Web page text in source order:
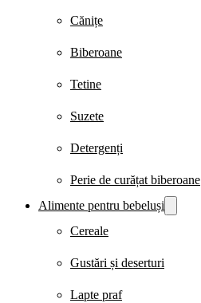
Cănițe
Biberoane
Tetine
Suzete
Detergenți
Perie de curățat biberoane
Alimente pentru bebeluși
Cereale
Gustări și deserturi
Lapte praf